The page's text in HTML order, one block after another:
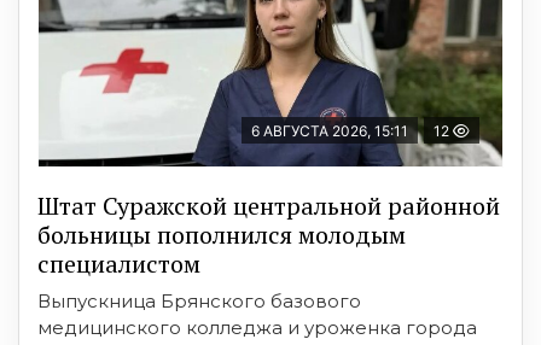
6 АВГУСТА 2026, 15:11 12
Штат Суражской центральной районной
больницы пополнился молодым
специалистом
Выпускница Брянского базового
медицинского колледжа и уроженка города